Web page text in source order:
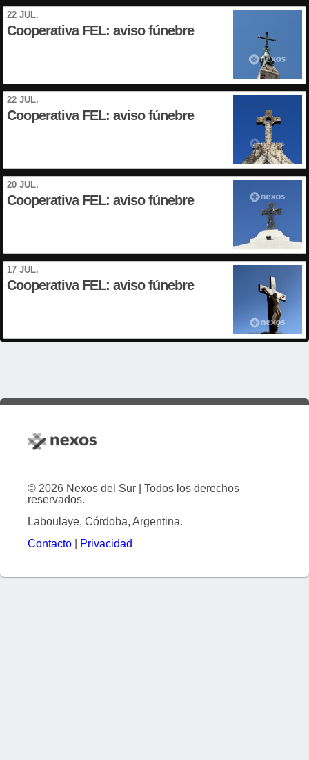
22 JUL.
Cooperativa FEL: aviso fúnebre
22 JUL.
Cooperativa FEL: aviso fúnebre
20 JUL.
Cooperativa FEL: aviso fúnebre
17 JUL.
Cooperativa FEL: aviso fúnebre
© 2026 Nexos del Sur | Todos los derechos
reservados.
Laboulaye, Córdoba, Argentina.
Contacto
Privacidad